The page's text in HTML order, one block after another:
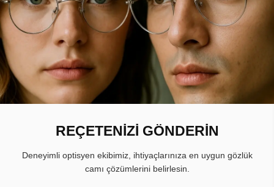
REÇETENİZİ GÖNDERİN
Deneyimli optisyen ekibimiz, ihtiyaçlarınıza en uygun gözlük
camı çözümlerini belirlesin.